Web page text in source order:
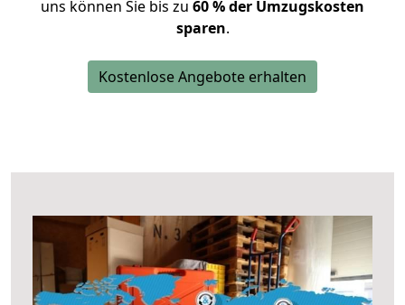
uns können Sie bis zu 60 % der Umzugskosten
sparen.
Kostenlose Angebote erhalten